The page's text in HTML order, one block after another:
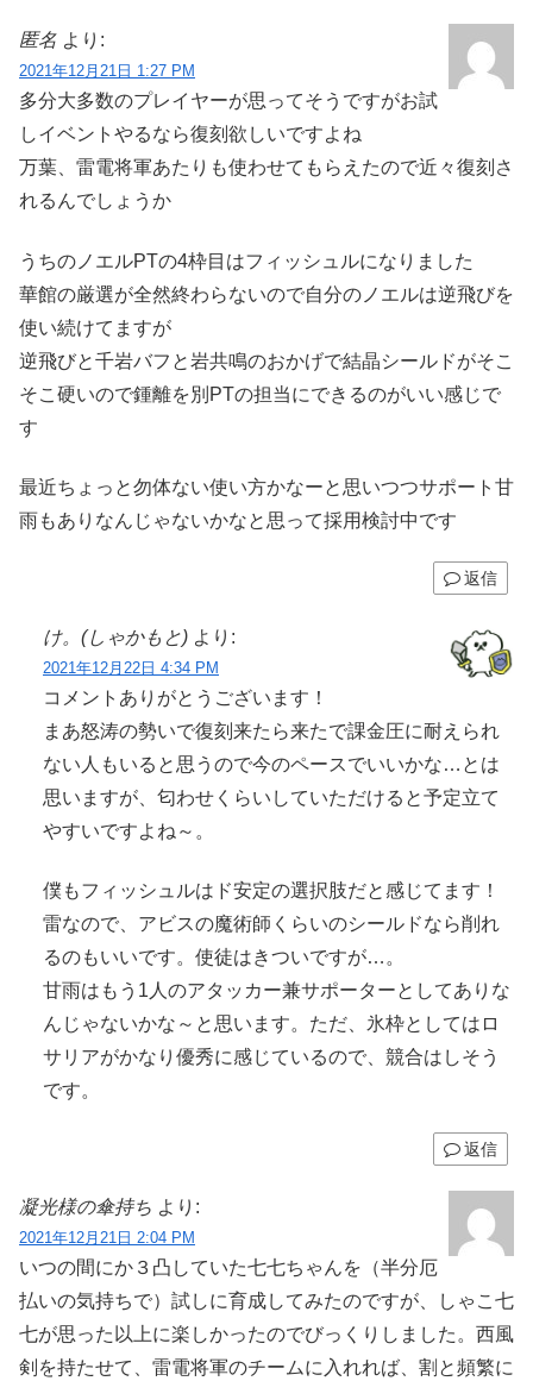
匿名 より:
2021年12月21日 1:27 PM
多分大多数のプレイヤーが思ってそうですがお試
しイベントやるなら復刻欲しいですよね
万葉、雷電将軍あたりも使わせてもらえたので近々復刻さ
れるんでしょうか
うちのノエルPTの4枠目はフィッシュルになりました
華館の厳選が全然終わらないので自分のノエルは逆飛びを
使い続けてますが
逆飛びと千岩バフと岩共鳴のおかげで結晶シールドがそこ
そこ硬いので鍾離を別PTの担当にできるのがいい感じで
す
最近ちょっと勿体ない使い方かなーと思いつつサポート甘
雨もありなんじゃないかなと思って採用検討中です
返信
け。(しゃかもと) より:
2021年12月22日 4:34 PM
コメントありがとうございます！
まあ怒涛の勢いで復刻来たら来たで課金圧に耐えられ
ない人もいると思うので今のペースでいいかな…とは
思いますが、匂わせくらいしていただけると予定立て
やすいですよね～。
僕もフィッシュルはド安定の選択肢だと感じてます！
雷なので、アビスの魔術師くらいのシールドなら削れ
るのもいいです。使徒はきついですが…。
甘雨はもう1人のアタッカー兼サポーターとしてありな
んじゃないかな～と思います。ただ、氷枠としてはロ
サリアがかなり優秀に感じているので、競合はしそう
です。
返信
凝光様の傘持ち より:
2021年12月21日 2:04 PM
いつの間にか３凸していた七七ちゃんを（半分厄
払いの気持ちで）試しに育成してみたのですが、しゃこ七
七が思った以上に楽しかったのでびっくりしました。西風
剣を持たせて、雷電将軍のチームに入れれば、割と頻繁に